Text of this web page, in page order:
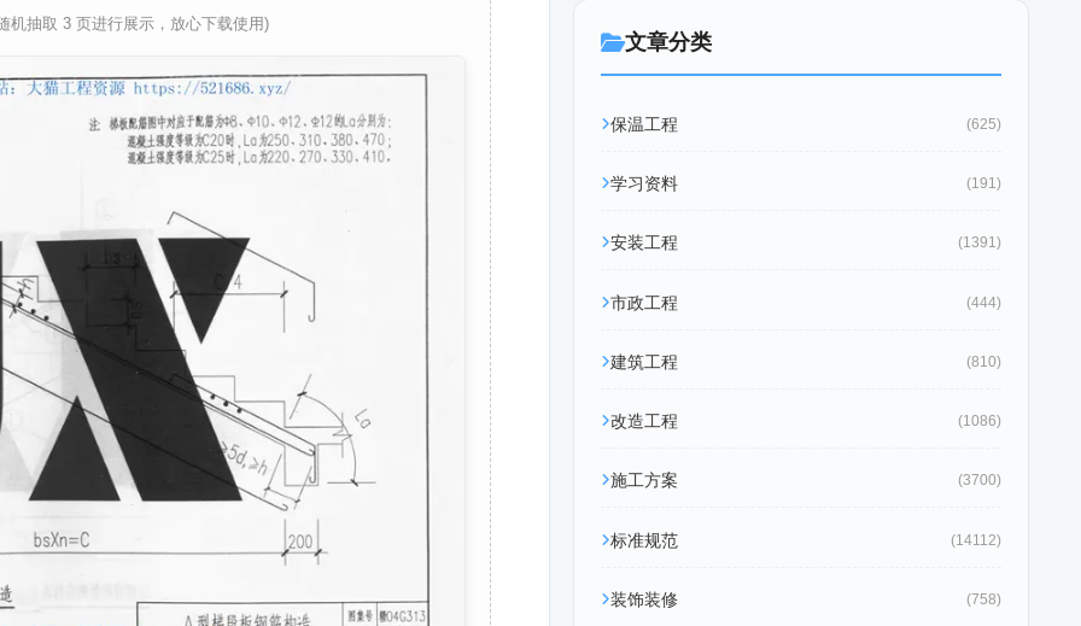
机抽取 3 页进行展示，放心下载使用)
文章分类
保温工程 (625)
学习资料 (191)
安装工程 (1391)
市政工程 (444)
建筑工程 (810)
改造工程 (1086)
施工方案 (3700)
标准规范 (14112)
装饰装修 (758)